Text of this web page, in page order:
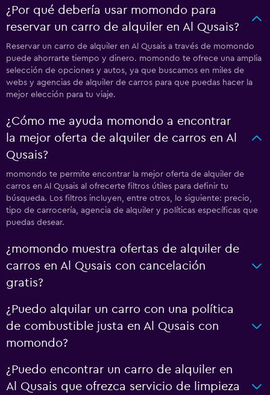
¿Por qué debería usar momondo para
reservar un carro de alquiler en Al Qusais?
Reservar un carro de alquiler en Al Qusais a través de momondo
puede ahorrarte tiempo y dinero. momondo te ofrece una amplia
selección de opciones y autos, ya que buscamos en miles de
webs y agencias de alquiler de carros para que puedas hacer la
mejor elección para tu viaje.
¿Cómo me ayuda momondo a encontrar
la mejor oferta de alquiler de carros en Al
Qusais?
momondo te permite encontrar la mejor oferta de alquiler de
carros en Al Qusais al ofrecerte filtros útiles para definir tu
búsqueda. Los filtros incluyen, entre otros, lo siguiente: precio,
tipo de carrocería, agencia de alquiler y políticas específicas que
puedas desear.
¿momondo muestra ofertas de alquiler de
carros en Al Qusais con cancelación
gratis?
¿Puedo alquilar un carro con una política
de combustible justa en Al Qusais con
momondo?
¿Puedo encontrar un carro de alquiler en
Al Qusais que ofrezca servicio de limpieza